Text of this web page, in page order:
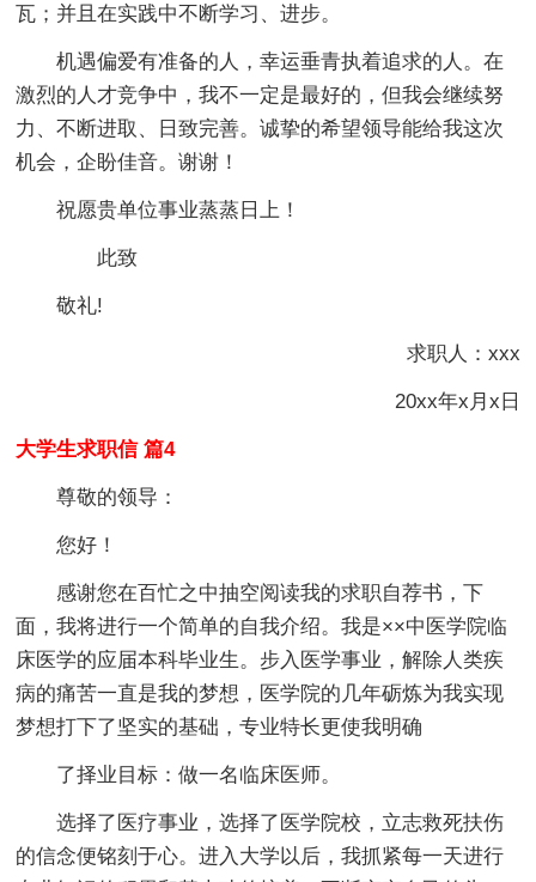
瓦；并且在实践中不断学习、进步。
机遇偏爱有准备的人，幸运垂青执着追求的人。在
激烈的人才竞争中，我不一定是最好的，但我会继续努
力、不断进取、日致完善。诚挚的希望领导能给我这次
机会，企盼佳音。谢谢！
祝愿贵单位事业蒸蒸日上！
此致
敬礼!
求职人：xxx
20xx年x月x日
大学生求职信 篇4
尊敬的领导：
您好！
感谢您在百忙之中抽空阅读我的求职自荐书，下
面，我将进行一个简单的自我介绍。我是××中医学院临
床医学的应届本科毕业生。步入医学事业，解除人类疾
病的痛苦一直是我的梦想，医学院的几年砺炼为我实现
梦想打下了坚实的基础，专业特长更使我明确
了择业目标：做一名临床医师。
选择了医疗事业，选择了医学院校，立志救死扶伤
的信念便铭刻于心。进入大学以后，我抓紧每一天进行